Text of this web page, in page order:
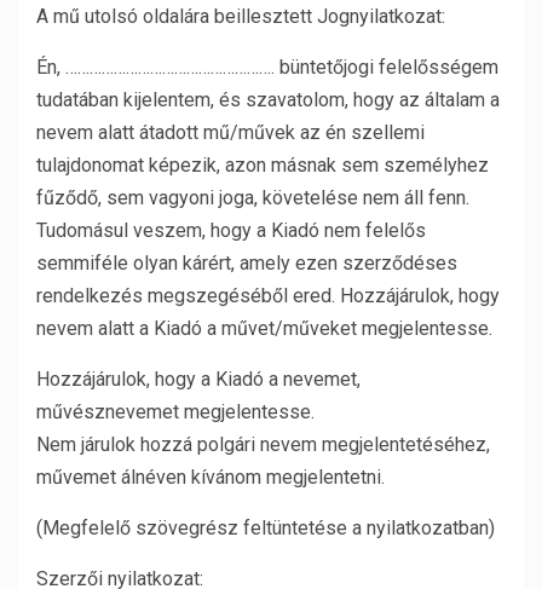
A mű utolsó oldalára beillesztett Jognyilatkozat:
Én, ……………………………………………. büntetőjogi felelősségem
tudatában kijelentem, és szavatolom, hogy az általam a
nevem alatt átadott mű/művek az én szellemi
tulajdonomat képezik, azon másnak sem személyhez
fűződő, sem vagyoni joga, követelése nem áll fenn.
Tudomásul veszem, hogy a Kiadó nem felelős
semmiféle olyan kárért, amely ezen szerződéses
rendelkezés megszegéséből ered. Hozzájárulok, hogy
nevem alatt a Kiadó a művet/műveket megjelentesse.
Hozzájárulok, hogy a Kiadó a nevemet,
művésznevemet megjelentesse.
Nem járulok hozzá polgári nevem megjelentetéséhez,
művemet álnéven kívánom megjelentetni.
(Megfelelő szövegrész feltüntetése a nyilatkozatban)
Szerzői nyilatkozat: